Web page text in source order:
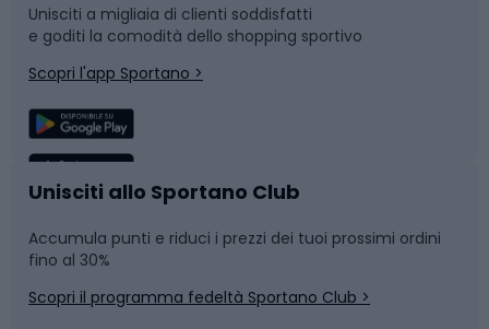
Corsa
Sport di squadra
Caschi da ciclismo
Skitouring
Snowboard
Camminata nordica
Nuoto
Pattinaggio
Unisciti a migliaia di clienti soddisfatti
e goditi la comodità dello shopping sportivo
Scopri l'app Sportano >
Unisciti allo Sportano Club
Accumula punti e riduci i prezzi dei tuoi prossimi ordini
fino al 30%
Scopri il programma fedeltà Sportano Club >